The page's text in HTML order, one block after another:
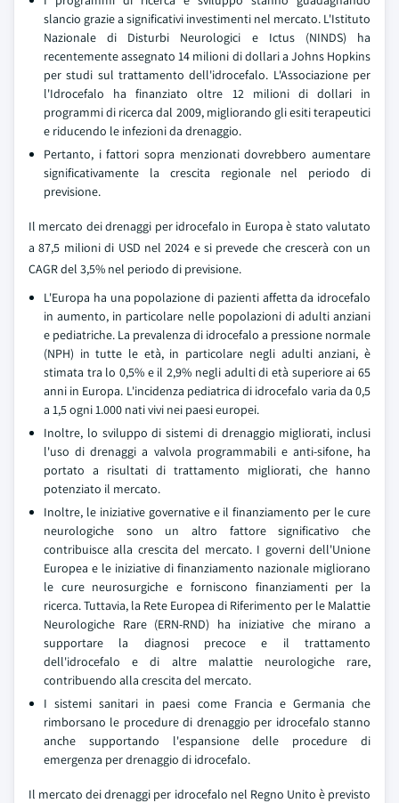
slancio grazie a significativi investimenti nel mercato. L'Istituto
Nazionale di Disturbi Neurologici e Ictus (NINDS) ha
recentemente assegnato 14 milioni di dollari a Johns Hopkins
per studi sul trattamento dell'idrocefalo. L'Associazione per
l'Idrocefalo ha finanziato oltre 12 milioni di dollari in
programmi di ricerca dal 2009, migliorando gli esiti terapeutici
e riducendo le infezioni da drenaggio.
Pertanto, i fattori sopra menzionati dovrebbero aumentare
significativamente la crescita regionale nel periodo di
previsione.
Il mercato dei drenaggi per idrocefalo in Europa è stato valutato
a 87,5 milioni di USD nel 2024 e si prevede che crescerà con un
CAGR del 3,5% nel periodo di previsione.
L'Europa ha una popolazione di pazienti affetta da idrocefalo
in aumento, in particolare nelle popolazioni di adulti anziani
e pediatriche. La prevalenza di idrocefalo a pressione normale
(NPH) in tutte le età, in particolare negli adulti anziani, è
stimata tra lo 0,5% e il 2,9% negli adulti di età superiore ai 65
anni in Europa. L'incidenza pediatrica di idrocefalo varia da 0,5
a 1,5 ogni 1.000 nati vivi nei paesi europei.
Inoltre, lo sviluppo di sistemi di drenaggio migliorati, inclusi
l'uso di drenaggi a valvola programmabili e anti-sifone, ha
portato a risultati di trattamento migliorati, che hanno
potenziato il mercato.
Inoltre, le iniziative governative e il finanziamento per le cure
neurologiche sono un altro fattore significativo che
contribuisce alla crescita del mercato. I governi dell'Unione
Europea e le iniziative di finanziamento nazionale migliorano
le cure neurosurgiche e forniscono finanziamenti per la
ricerca. Tuttavia, la Rete Europea di Riferimento per le Malattie
Neurologiche Rare (ERN-RND) ha iniziative che mirano a
supportare la diagnosi precoce e il trattamento
dell'idrocefalo e di altre malattie neurologiche rare,
contribuendo alla crescita del mercato.
I sistemi sanitari in paesi come Francia e Germania che
rimborsano le procedure di drenaggio per idrocefalo stanno
anche supportando l'espansione delle procedure di
emergenza per drenaggio di idrocefalo.
Il mercato dei drenaggi per idrocefalo nel Regno Unito è previsto